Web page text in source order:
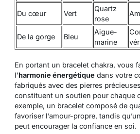
Du cœur Vert
Quartz
rose
De la gorge Bleu
Aigue-
marine
En portant un bracelet chakra, vous
l’harmonie énergétique dans votre
fabriqués avec des pierres
constituent un soutien pour chaque
exemple, un bracelet composé de
favoriser l’amour-propre, tandis
peut encourager la confiance en soi.